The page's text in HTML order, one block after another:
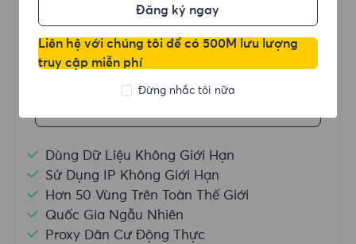
$?/Ngày
Dùng Dữ Liệu Không Giới Hạn
Sử Dụng IP Không Giới Hạn
Hơn 50 Vùng Trên Toàn Thế Giới
Quốc Gia Ngẫu Nhiên
Proxy Dân Cư Động Thực
Đăng ký ngay
Liên hệ với chúng tôi để có 500M lưu lượng
truy cập miễn phí
Đừng nhắc tôi nữa